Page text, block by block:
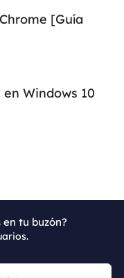
[Guía
Windows 10
tu buzón?